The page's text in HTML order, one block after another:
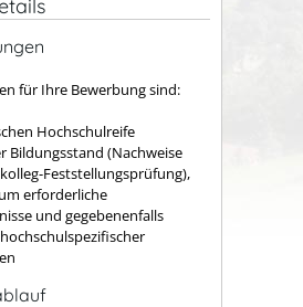
für Ihre Bewerbung sind:
Hochschulreife
Bildungsstand (Nachweise
Feststellungsprüfung),
erforderliche
und gegebenenfalls